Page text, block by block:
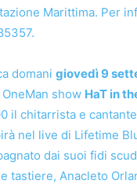
Marittima. Per
domani giovedì 9
show HaT in
il chitarrista e
nel live di Lifetime
dai suoi fidi
tastiere, Anacleto